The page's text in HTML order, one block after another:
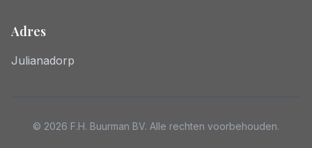
Adres
Julianadorp
© 2026 F.H. Buurman BV. Alle rechten voorbehouden.